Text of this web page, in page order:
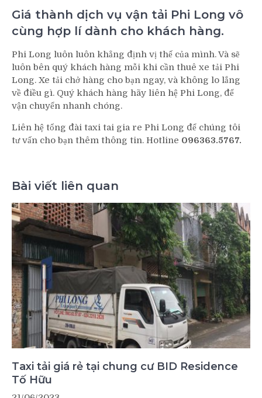
Giá thành dịch vụ vận tải Phi Long vô
cùng hợp lí dành cho khách hàng.
Phi Long luôn luôn khẳng định vị thế của mình. Và sẽ
luôn bên quý khách hàng mỗi khi cần thuê xe tải Phi
Long. Xe tải chở hàng cho bạn ngay, và không lo lắng
về điều gì. Quý khách hàng hãy liên hệ Phi Long, để
vận chuyển nhanh chóng.
Liên hệ tổng đài taxi tai gia re Phi Long để chúng tôi
tư vấn cho bạn thêm thông tin. Hotline 096363.5767.
Bài viết liên quan
Taxi tải giá rẻ tại chung cư BID Residence
Tố Hữu